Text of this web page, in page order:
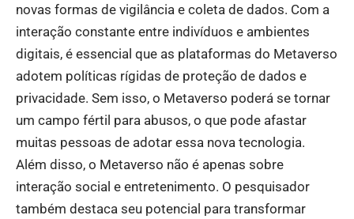
novas formas de vigilância e coleta de dados. Com a
interação constante entre indivíduos e ambientes
digitais, é essencial que as plataformas do Metaverso
adotem políticas rígidas de proteção de dados e
privacidade. Sem isso, o Metaverso poderá se tornar
um campo fértil para abusos, o que pode afastar
muitas pessoas de adotar essa nova tecnologia.
Além disso, o Metaverso não é apenas sobre
interação social e entretenimento. O pesquisador
também destaca seu potencial para transformar